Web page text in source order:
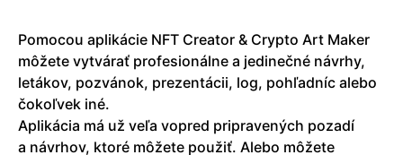
Pomocou aplikácie NFT Creator & Crypto Art Maker
môžete vytvárať profesionálne a jedinečné návrhy,
letákov, pozvánok, prezentácii, log, pohľadníc alebo
čokoľvek iné.
Aplikácia má už veľa vopred pripravených pozadí
a návrhov, ktoré môžete použiť. Alebo môžete